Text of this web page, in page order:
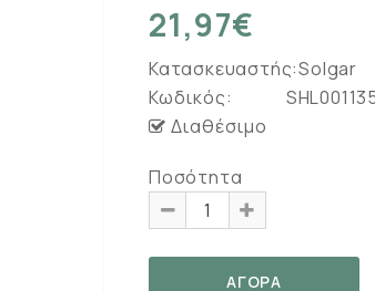
21,97€
Κατασκευαστής:Solgar
Κωδικός:
Διαθέσιμο
Ποσότητα